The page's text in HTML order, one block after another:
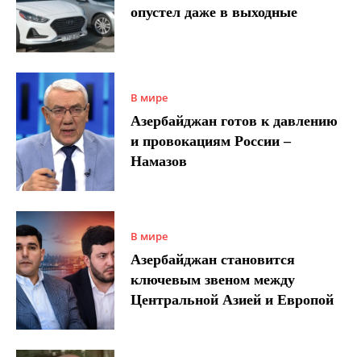
опустел даже в выходные
В мире
Азербайджан готов к давлению
и провокациям России –
Намазов
В мире
Азербайджан становится
ключевым звеном между
Центральной Азией и Европой